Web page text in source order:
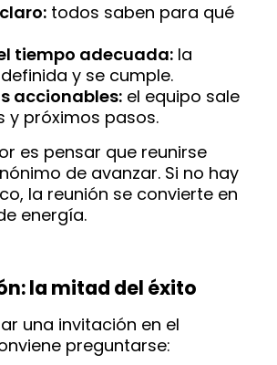
todos saben para qué
tiempo adecuada:la
y se cumple.
accionables:el equipo sale
y próximos pasos.
es pensar que reunirse
de avanzar. Si no hay
la reunión se convierte en
energía.
la mitad del éxito
una invitación en el
preguntarse: